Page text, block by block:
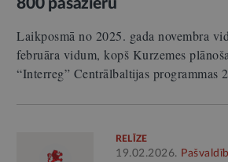
800 pasažieru
Laikposmā no 2025. gada novembra
februāra vidum, kopš Kurzemes
“Interreg” Centrālbaltijas programmas
RELĪZE
19.02.2026.